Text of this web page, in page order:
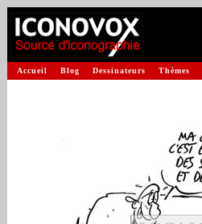
Accueil Blog Dessinateurs Thèmes